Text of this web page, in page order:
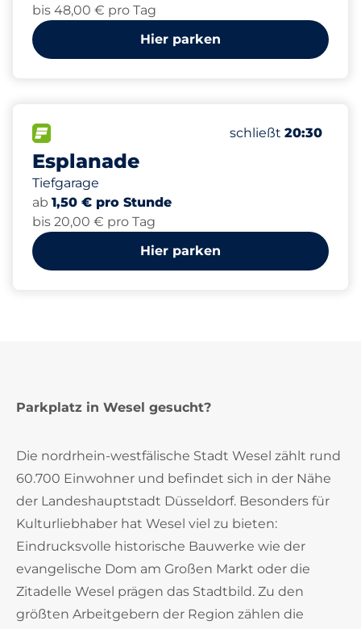
bis 48,00 € pro Tag
Hier parken
Esplanade
Tiefgarage
Anzahl der
Gesamtplätze
Frauenparkplätze
Freitag
schließt 20:30
ab 1,50 € pro Stunde
bis 20,00 € pro Tag
Hier parken
Parkplatz in Wesel gesucht?
Die nordrhein-westfälische Stadt Wesel zählt rund
60.700 Einwohner und befindet sich in der Nähe
der Landeshauptstadt Düsseldorf. Besonders für
Kulturliebhaber hat Wesel viel zu bieten:
Eindrucksvolle historische Bauwerke wie der
evangelische Dom am Großen Markt oder die
Zitadelle Wesel prägen das Stadtbild. Zu den
größten Arbeitgebern der Region zählen die